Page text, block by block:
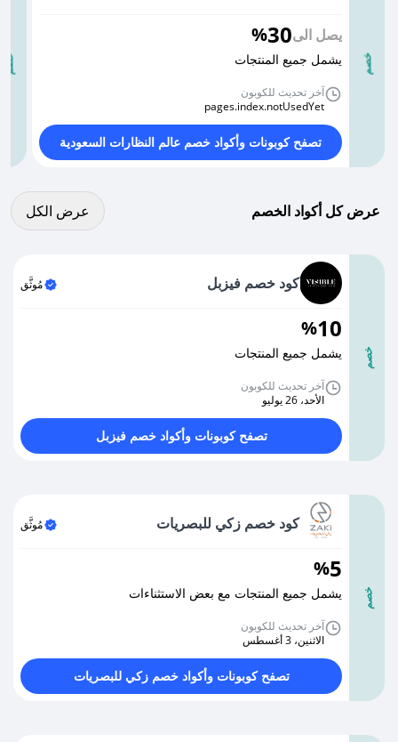
خصم
يصل الى30
%
يشمل جميع المنتجات
آخر تحديث للكوبون
pages.index.notUsedYet
تصفح كوبونات وأكواد خصم عالم النظارات السعودية
خصم
عرض كل أكواد الخصم
عرض كل الكوبونات
عرض الكل
خصم
كود خصم فيزبل مُوثَّق
10
%
يشمل جميع المنتجات
آخر تحديث للكوبون
الأحد، 26 يوليو
تصفح كوبونات وأكواد خصم فيزبل
خصم
كود خصم زكي للبصريات مُوثَّق
5
%
يشمل جميع المنتجات مع بعض الاستثناءات
آخر تحديث للكوبون
الاثنين، 3 أغسطس
تصفح كوبونات وأكواد خصم زكي للبصريات